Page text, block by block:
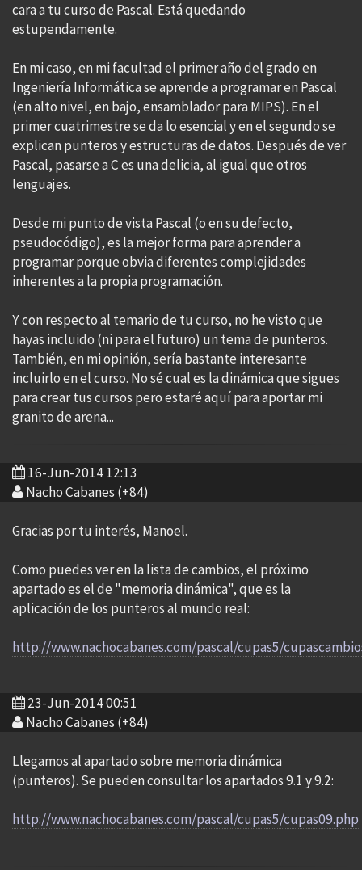
cara a tu curso de Pascal. Está quedando
estupendamente.
En mi caso, en mi facultad el primer año del grado en
Ingeniería Informática se aprende a programar en Pascal
(en alto nivel, en bajo, ensamblador para MIPS). En el
primer cuatrimestre se da lo esencial y en el segundo se
explican punteros y estructuras de datos. Después de ver
Pascal, pasarse a C es una delicia, al igual que otros
lenguajes.
Desde mi punto de vista Pascal (o en su defecto,
pseudocódigo), es la mejor forma para aprender a
programar porque obvia diferentes complejidades
inherentes a la propia programación.
Y con respecto al temario de tu curso, no he visto que
hayas incluido (ni para el futuro) un tema de punteros.
También, en mi opinión, sería bastante interesante
incluirlo en el curso. No sé cual es la dinámica que sigues
para crear tus cursos pero estaré aquí para aportar mi
granito de arena...
16-Jun-2014 12:13
Nacho Cabanes (+84)
Gracias por tu interés, Manoel.
Como puedes ver en la lista de cambios, el próximo
apartado es el de "memoria dinámica", que es la
aplicación de los punteros al mundo real:
http://www.nachocabanes.com/pascal/cupas5/
23-Jun-2014 00:51
Nacho Cabanes (+84)
Llegamos al apartado sobre memoria dinámica
(punteros). Se pueden consultar los apartados 9.1 y 9.2:
http://www.nachocabanes.com/pascal/cupas5/cupas09.php